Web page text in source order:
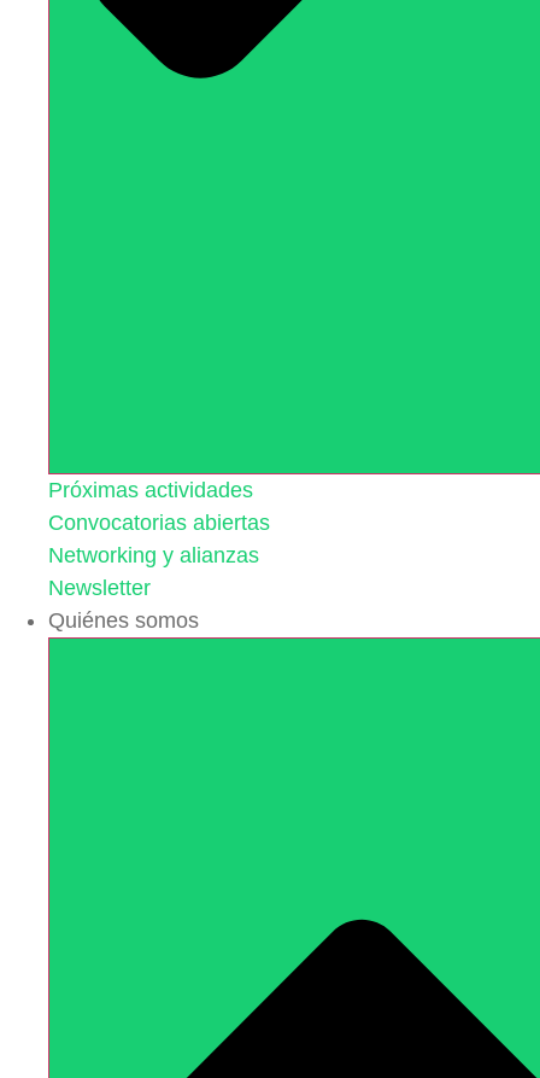
Próximas actividades
Convocatorias abiertas
Networking y alianzas
Newsletter
Quiénes somos